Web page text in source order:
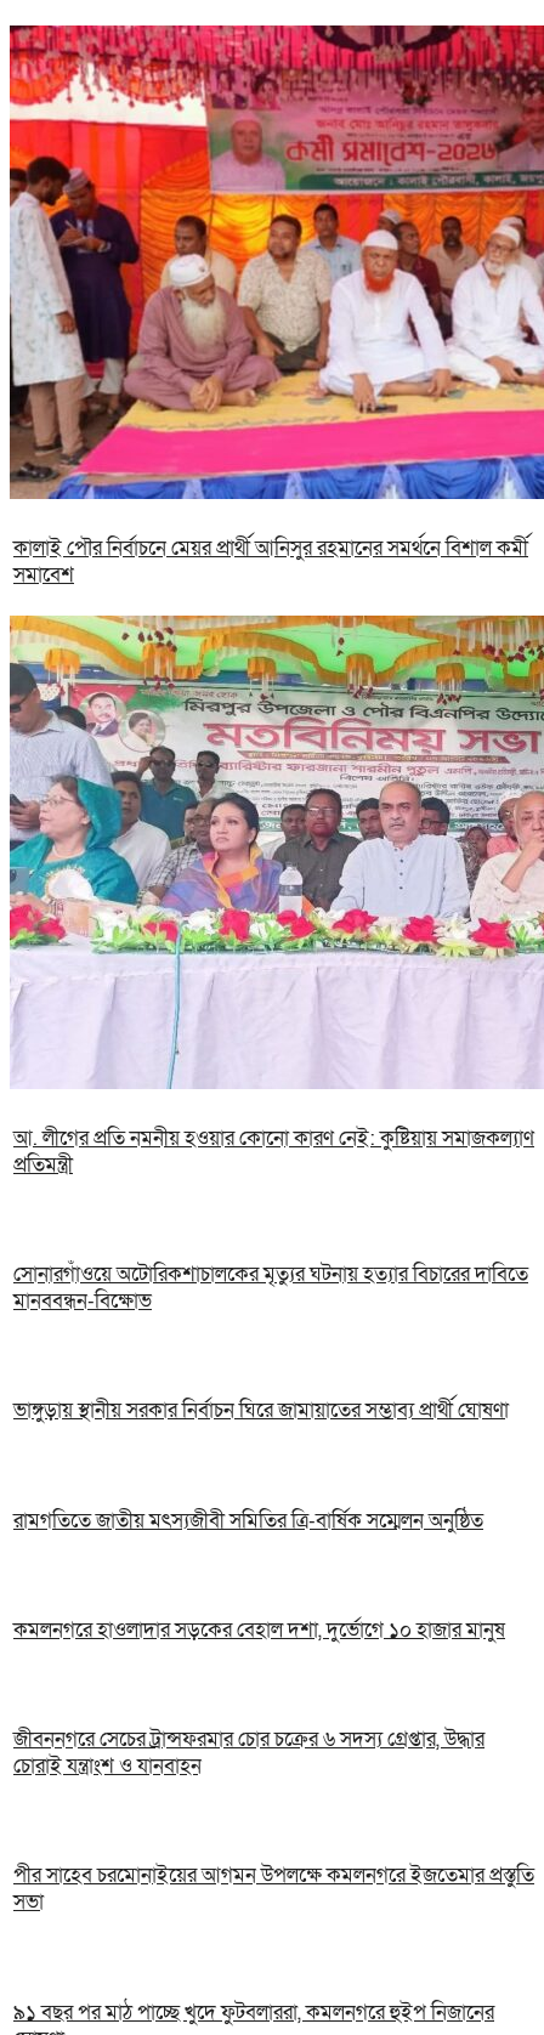
কালাই পৌর নির্বাচনে মেয়র প্রার্থী আনিসুর রহমানের সমর্থনে বিশাল কর্মী
সমাবেশ
আ. লীগের প্রতি নমনীয় হওয়ার কোনো কারণ নেই: কুষ্টিয়ায় সমাজকল্যাণ
প্রতিমন্ত্রী
সোনারগাঁওয়ে অটোরিকশাচালকের মৃত্যুর ঘটনায় হত্যার বিচারের দাবিতে
মানববন্ধন-বিক্ষোভ
ভাঙ্গুড়ায় স্থানীয় সরকার নির্বাচন ঘিরে জামায়াতের সম্ভাব্য প্রার্থী ঘোষণা
রামগতিতে জাতীয় মৎস্যজীবী সমিতির ত্রি-বার্ষিক সম্মেলন অনুষ্ঠিত
কমলনগরে হাওলাদার সড়কের বেহাল দশা, দুর্ভোগে ১০ হাজার মানুষ
জীবননগরে সেচের ট্রান্সফরমার চোর চক্রের ৬ সদস্য গ্রেপ্তার, উদ্ধার
চোরাই যন্ত্রাংশ ও যানবাহন
পীর সাহেব চরমোনাইয়ের আগমন উপলক্ষে কমলনগরে ইজতেমার প্রস্তুতি
সভা
৯১ বছর পর মাঠ পাচ্ছে খুদে ফুটবলাররা, কমলনগরে হুইপ নিজানের